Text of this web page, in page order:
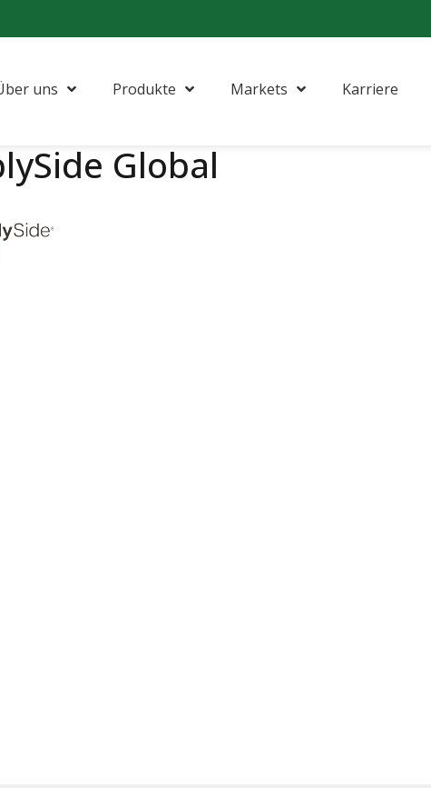
uns Produkte Markets Karriere
Global